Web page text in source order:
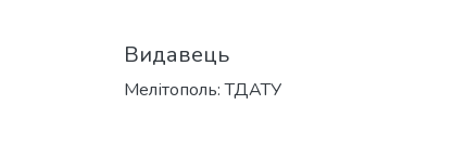
Видавець
Мелітополь: ТДАТУ